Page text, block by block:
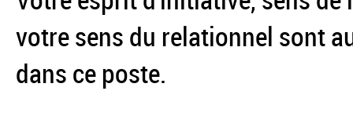
votre sens du relationnel sont
dans ce poste.